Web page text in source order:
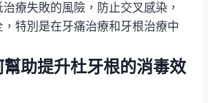
療失敗的風險，防止交叉感染，
特別是在牙痛治療和牙根治療中
助提升杜牙根的消毒效